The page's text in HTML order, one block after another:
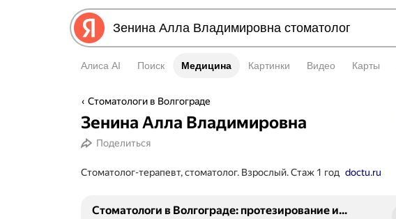
Алиса AI Поиск Медицина
Медицина Картинки Видео Карты
Стоматологи в Волгограде
Зенина Алла Владимировна
Поделиться
Стоматолог-терапевт, стоматолог. Взрослый. Стаж 1 год doctu.ru
Стоматологи в Волгограде: протезирование и...